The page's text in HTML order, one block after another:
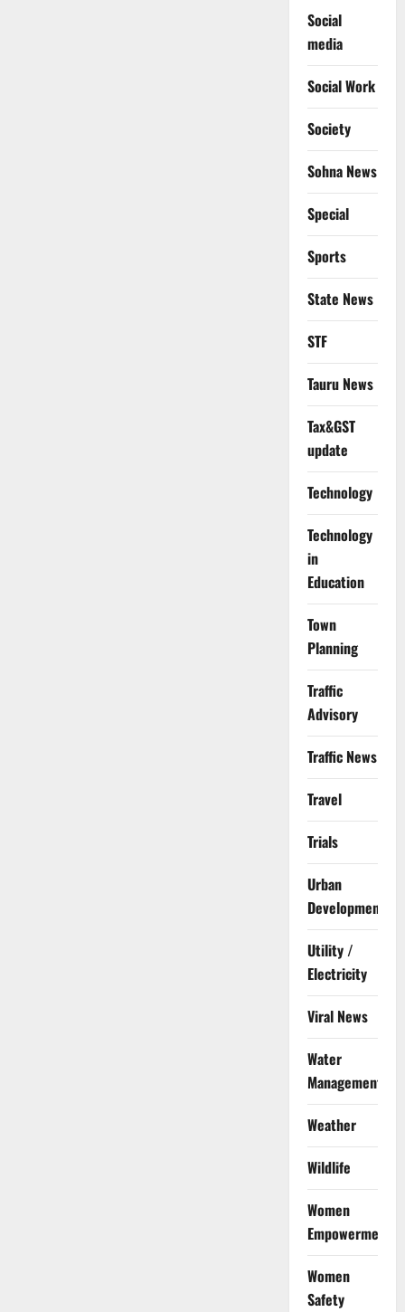
Social
media
Social Work
Society
Sohna News
Special
Sports
State News
STF
Tauru News
Tax&GST
update
Technology
Technology
in
Education
Town
Planning
Traffic
Advisory
Traffic News
Travel
Trials
Urban
Development
Utility /
Electricity
Viral News
Water
Management
Weather
Wildlife
Women
Empowerment
Women
Safety